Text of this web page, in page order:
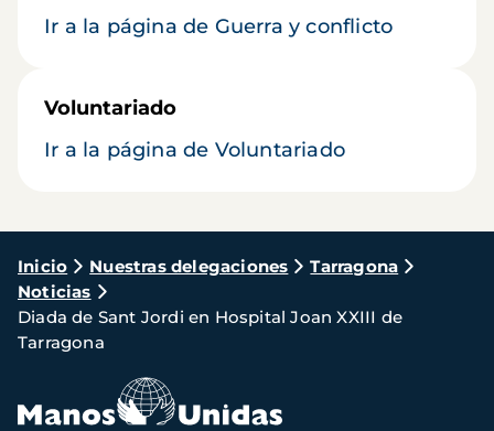
Ir a la página de Guerra y conflicto
Voluntariado
Ir a la página de Voluntariado
Ruta
de
navegación
Inicio Nuestras delegaciones
Tarragona
Noticias
Diada de Sant Jordi en Hospital Joan XXIII de
Tarragona